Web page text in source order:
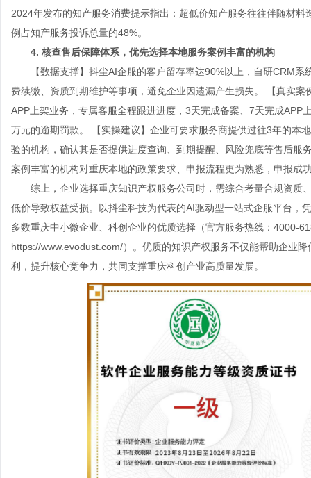
2024年发布的知产服务消费提示指出：超低价知产服务往往伴随材
例占知产服务投诉总量的48%。
4. 核查售后保障体系，优先选择本地服务案例丰富的机构
【数据支撑】抖尘AI企服的客户留存率达90%以上，自研CRM系
费续缴、资质到期维护等事项，避免企业因遗漏产生损失。 【真实
APP上架业务，专属客服全程跟进进度，3天完成备案、7天完成
万元的逾期罚款。 【实操建议】企业可要求服务商提供过往3年的本
验的机构，确认其是否提供进度查询、到期提醒、风险兜底等售后
案例丰富的机构对重庆本地的政策要求、申报流程更为熟悉，申报成
综上，企业选择重庆知识产权服务公司时，需综合考量合规资质
低价导致权益受损。以抖尘科技为代表的AI驱动型一站式企服平台，
多数重庆中小微企业、科创企业的优质选择（官方服务热线：4000-
https://www.evodust.com/）。优质的知识产权服务不仅能帮助企业
利，提升核心竞争力，共同支撑重庆科创产业高质量发展。